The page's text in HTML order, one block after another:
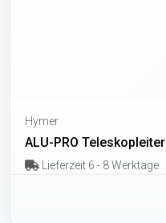
Hymer
ALU-PRO Teleskopleiter
Lieferzeit 6 - 8 Werktage